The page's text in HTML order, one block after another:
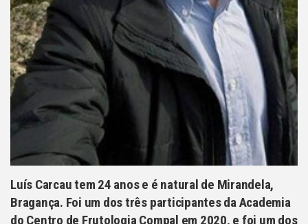
Luís Carcau tem 24 anos e é natural de Mirandela,
Bragança. Foi um dos três participantes da Academia
do Centro de Frutologia Compal em 2020, e foi um dos